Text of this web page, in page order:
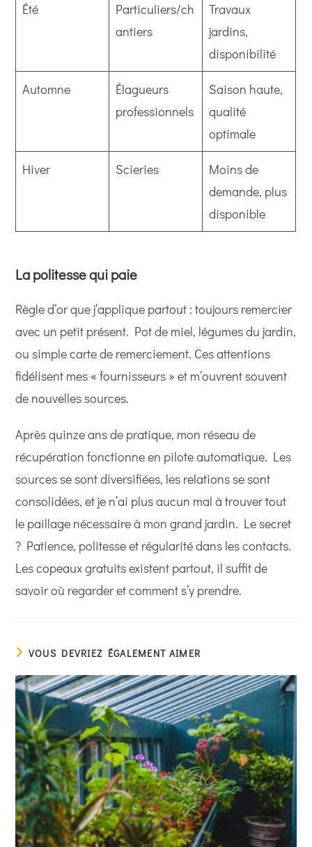
Été
Particuliers/ch
antiers
Travaux
jardins,
disponibilité
Automne
Élagueurs
professionnels
Saison haute,
qualité
optimale
Hiver Scieries
Moins de
demande, plus
disponible
La politesse qui paie
Règle d’or que j’applique partout : toujours remercier
avec un petit présent. Pot de miel, légumes du jardin,
ou simple carte de remerciement. Ces attentions
fidélisent mes « fournisseurs » et m’ouvrent souvent
de nouvelles sources.
Après quinze ans de pratique, mon réseau de
récupération fonctionne en pilote automatique. Les
sources se sont diversifiées, les relations se sont
consolidées, et je n’ai plus aucun mal à trouver tout
le paillage nécessaire à mon grand jardin. Le secret
? Patience, politesse et régularité dans les contacts.
Les copeaux gratuits existent partout, il suffit de
savoir où regarder et comment s’y prendre.
VOUS DEVRIEZ ÉGALEMENT AIMER